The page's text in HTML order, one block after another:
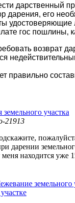
дарственный
дарения, его
удостоверяющие
гос
возврат
правильно
участка
21913
дарении
находится уже
земельного